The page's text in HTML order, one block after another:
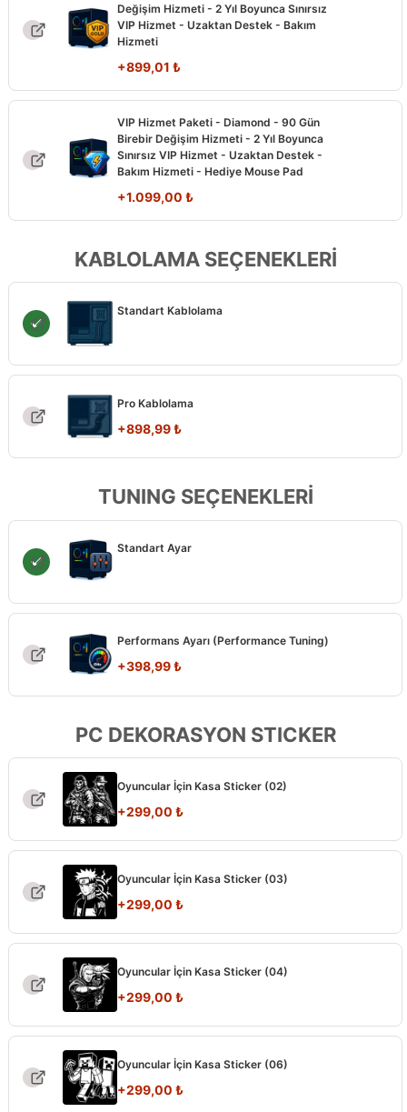
Değişim Hizmeti - 2 Yıl Boyunca Sınırsız
VIP Hizmet - Uzaktan Destek - Bakım
Hizmeti
+899,01 ₺
VIP Hizmet Paketi - Diamond - 90 Gün
Birebir Değişim Hizmeti - 2 Yıl Boyunca
Sınırsız VIP Hizmet - Uzaktan Destek -
Bakım Hizmeti - Hediye Mouse Pad
+1.099,00 ₺
KABLOLAMA SEÇENEKLERİ
Standart Kablolama
Pro Kablolama
+898,99₺
TUNING SEÇENEKLERİ
Standart Ayar
Performans Ayarı (Performance Tuning)
+398,99₺
PC DEKORASYON STICKER
Oyuncular İçin Kasa Sticker (02)
+299,00 ₺
Oyuncular İçin Kasa Sticker (03)
+299,00 ₺
Oyuncular İçin Kasa Sticker (04)
+299,00 ₺
Oyuncular İçin Kasa Sticker (06)
+299,00 ₺